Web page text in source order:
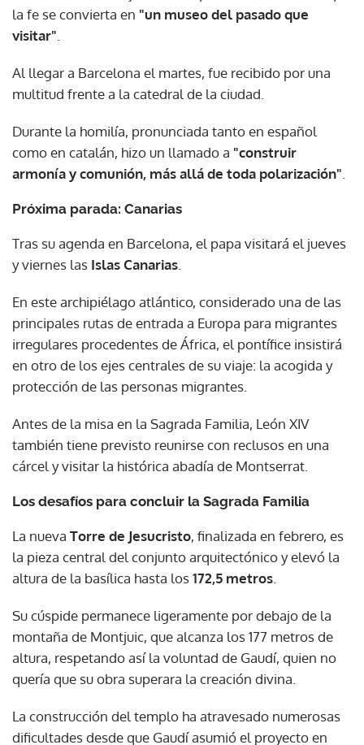
la fe se convierta en "un museo del pasado que
visitar"
Al llegar a Barcelona el martes, fue recibido por una
multitud frente a la catedral de la ciudad.
Durante la homilía, pronunciada tanto en español
como en catalán, hizo un llamado a "construir
armonía y comunión, más allá de toda polarización"
Próxima parada: Canarias
Tras su agenda en Barcelona, el papa visitará el jueves
y viernes las Islas Canarias
En este archipiélago atlántico, considerado una de las
principales rutas de entrada a Europa para migrantes
irregulares procedentes de África, el pontífice insistirá
en otro de los ejes centrales de su viaje: la acogida y
protección de las personas migrantes.
Antes de la misa en la Sagrada Familia, León XIV
también tiene previsto reunirse con reclusos en una
cárcel y visitar la histórica abadía de Montserrat.
Los desafíos para concluir la Sagrada Familia
La nueva Torre de Jesucristo, finalizada en febrero, es
la pieza central del conjunto arquitectónico y elevó la
altura de la basílica hasta los172,5 metros
Su cúspide permanece ligeramente por debajo de la
montaña de Montjuic, que alcanza los 177 metros de
altura, respetando así la voluntad de Gaudí, quien no
quería que su obra superara la creación divina.
La construcción del templo ha atravesado numerosas
dificultades desde que Gaudí asumió el proyecto en